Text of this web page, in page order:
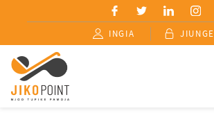
INGIA JIUNGE